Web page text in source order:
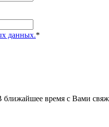
данных.*
время с Вами